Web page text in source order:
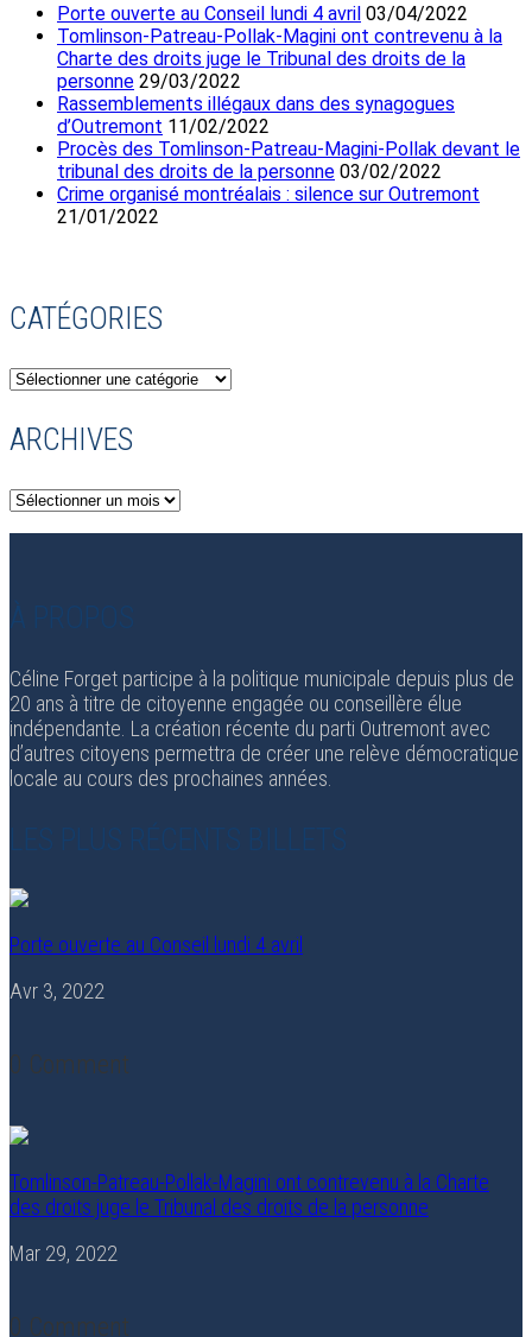
Porte ouverte au Conseil lundi 4 avril 03/04/2022
Tomlinson-Patreau-Pollak-Magini ont contrevenu à la
Charte des droits juge le Tribunal des droits de la
personne 29/03/2022
Rassemblements illégaux dans des synagogues
d’Outremont 11/02/2022
Procès des Tomlinson-Patreau-Magini-Pollak devant le
tribunal des droits de la personne 03/02/2022
Crime organisé montréalais : silence sur Outremont
21/01/2022
CATÉGORIES
Catégories
ARCHIVES
Archives
À PROPOS
Céline Forget participe à la politique municipale depuis plus de
20 ans à titre de citoyenne engagée ou conseillère élue
indépendante. La création récente du parti Outremont avec
d’autres citoyens permettra de créer une relève démocratique
locale au cours des prochaines années.
LES PLUS RÉCENTS BILLETS
Porte ouverte au Conseil lundi 4 avril
Avr 3, 2022
0 Comment
Tomlinson-Patreau-Pollak-Magini ont contrevenu à la Charte
des droits juge le Tribunal des droits de la personne
Mar 29, 2022
0 Comment